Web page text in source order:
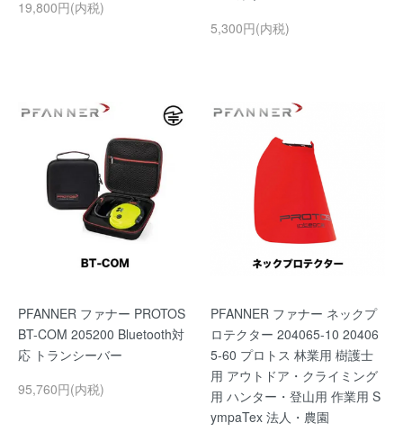
19,800円(内税)
5,300円(内税)
PFANNER ファナー PROTOS
BT-COM 205200 Bluetooth対
応 トランシーバー
95,760円(内税)
PFANNER ファナー ネックプ
ロテクター 204065-10 20406
5-60 プロトス 林業用 樹護士
用 アウトドア・クライミング
用 ハンター・登山用 作業用 S
ympaTex 法人・農園